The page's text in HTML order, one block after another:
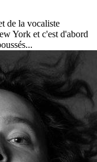
de la vocaliste
York et c'est d'abord